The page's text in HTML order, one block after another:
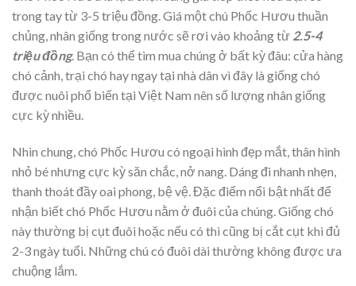
trong tay từ 3-5 triệu đồng. Giá một chú Phốc Hươu thuần
chủng, nhân giống trong nước sẽ rơi vào khoảng từ 2.5-4
triệu đồng. Bạn có thể tìm mua chúng ở bất kỳ đâu: cửa hàng
chó cảnh, trại chó hay ngay tại nhà dân vì đây là giống chó
được nuôi phổ biến tại Việt Nam nên số lượng nhân giống
cực kỳ nhiều.
Nhìn chung, chó Phốc Hươu có ngoại hình đẹp mắt, thân hình
nhỏ bé nhưng cực kỳ săn chắc, nở nang. Dáng đi nhanh nhẹn,
thanh thoát đầy oai phong, bệ vệ. Đặc điểm nổi bật nhất để
nhận biết chó Phốc Hươu nằm ở đuôi của chúng. Giống chó
này thường bị cụt đuôi hoặc nếu có thì cũng bị cắt cụt khi đủ
2-3 ngày tuổi. Những chú có đuôi dài thường không được ưa
chuộng lắm.